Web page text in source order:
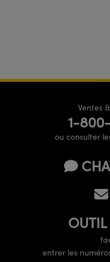
Ventes
1-
ou consulter
entrer les